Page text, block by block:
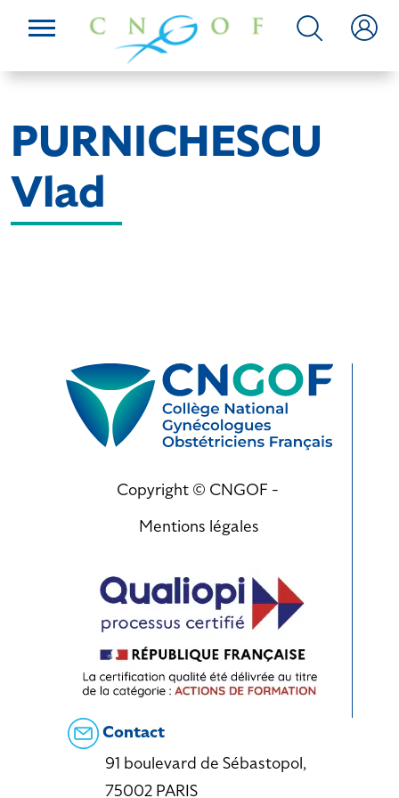
PURNICHESCU
Vlad
Copyright © CNGOF -
Mentions légales
Contact
91 boulevard de Sébastopol,
75002 PARIS